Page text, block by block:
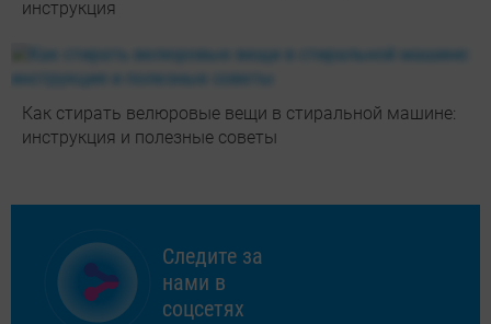
инструкция
Как стирать велюровые вещи в стиральной машине:
инструкция и полезные советы
Следите за
нами в
соцсетях